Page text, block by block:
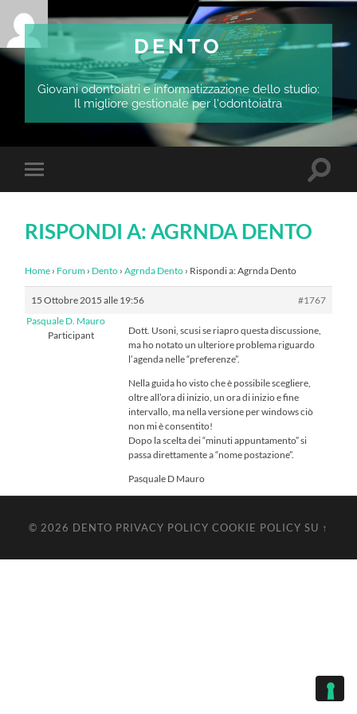
DENTO
Giovani odontoiatri e informatizzazione dello studio:
Il migliore gestionale per l'odontoiatra
Attiva/disattiva
il
dispositivi
RISPONDI A: AGRNDA DENTO
Home › Forum › Dento › Agrnda Dento › Rispondi a: Agrnda Dento
15 Ottobre 2015 alle 19:56
#1767
Pasquale D. Mauro
Participant
Dott. Usoni, scusi se riapro questa discussione,
ma ho notato un ulteriore problema riguardo
l’agenda nelle “preferenze”.
Nella guida ho visto che è possibile scegliere,
oltre all’ora di inizio, un ora di inizio e fine
intervallo, ma nella versione per windows ciò
non mi è consentito!
Dopo la scelta dei “minuti appuntamento” si
passa direttamente a “nome postazione”.
Pasquale D Mauro
© 2026 DENTO PRIVACY POLICY COOKIE POLICY SU ↑